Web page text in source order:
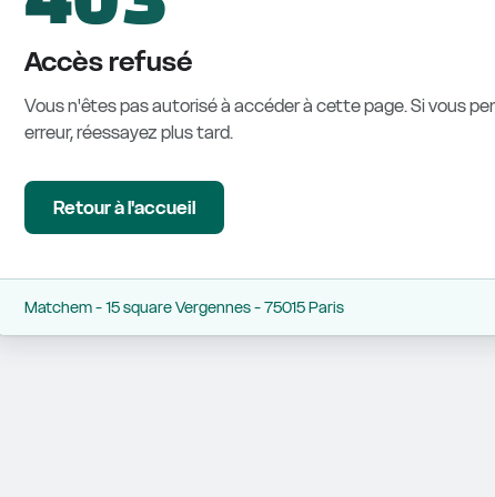
Accès refusé
Vous n'êtes pas autorisé à accéder à cette page. Si vous
erreur, réessayez plus tard.
Retour à l'accueil
Matchem - 15 square Vergennes - 75015 Paris